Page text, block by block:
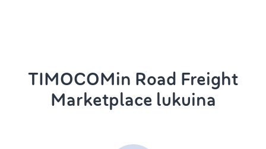
TIMOCOMin Road Freight
Marketplace lukuina